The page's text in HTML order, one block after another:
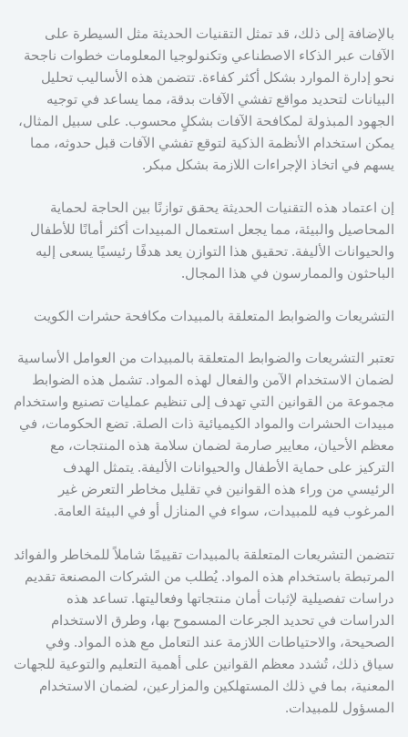
بالإضافة إلى ذلك، قد تمثل التقنيات الحديثة مثل السيطرة على
الآفات عبر الذكاء الاصطناعي وتكنولوجيا المعلومات خطوات ناجحة
نحو إدارة الموارد بشكل أكثر كفاءة. تتضمن هذه الأساليب تحليل
البيانات لتحديد مواقع تفشي الآفات بدقة، مما يساعد في توجيه
الجهود المبذولة لمكافحة الآفات بشكلٍ محسوب. على سبيل المثال،
يمكن استخدام الأنظمة الذكية لتوقع تفشي الآفات قبل حدوثه، مما
يسهم في اتخاذ الإجراءات اللازمة بشكل مبكر.
إن اعتماد هذه التقنيات الحديثة يحقق توازنًا بين الحاجة لحماية
المحاصيل والبيئة، مما يجعل استعمال المبيدات أكثر أمانًا للأطفال
والحيوانات الأليفة. تحقيق هذا التوازن يعد هدفًا رئيسيًا يسعى إليه
الباحثون والممارسون في هذا المجال.
التشريعات والضوابط المتعلقة بالمبيدات مكافحة حشرات الكويت
تعتبر التشريعات والضوابط المتعلقة بالمبيدات من العوامل الأساسية
لضمان الاستخدام الآمن والفعال لهذه المواد. تشمل هذه الضوابط
مجموعة من القوانين التي تهدف إلى تنظيم عمليات تصنيع واستخدام
مبيدات الحشرات والمواد الكيميائية ذات الصلة. تضع الحكومات، في
معظم الأحيان، معايير صارمة لضمان سلامة هذه المنتجات، مع
التركيز على حماية الأطفال والحيوانات الأليفة. يتمثل الهدف
الرئيسي من وراء هذه القوانين في تقليل مخاطر التعرض غير
المرغوب فيه للمبيدات، سواء في المنازل أو في البيئة العامة.
تتضمن التشريعات المتعلقة بالمبيدات تقييمًا شاملاً للمخاطر والفوائد
المرتبطة باستخدام هذه المواد. يُطلب من الشركات المصنعة تقديم
دراسات تفصيلية لإثبات أمان منتجاتها وفعاليتها. تساعد هذه
الدراسات في تحديد الجرعات المسموح بها، وطرق الاستخدام
الصحيحة، والاحتياطات اللازمة عند التعامل مع هذه المواد. وفي
سياق ذلك، تُشدد معظم القوانين على أهمية التعليم والتوعية للجهات
المعنية، بما في ذلك المستهلكين والمزارعين، لضمان الاستخدام
المسؤول للمبيدات.